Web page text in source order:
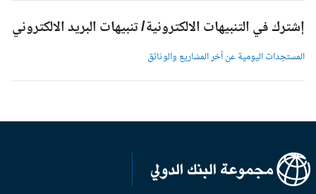
إشترك في التنبيهات الالكترونية/ تنبيهات البريد الالكتروني
المستجدات اليومية عن آخر المشاريع والوثائق